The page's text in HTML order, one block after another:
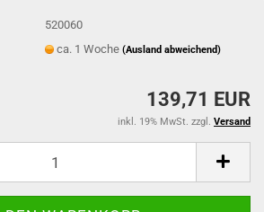
520060
ca. 1 Woche(Ausland abweichend)
139,71 EUR
inkl. 19% MwSt. zzgl. Versand